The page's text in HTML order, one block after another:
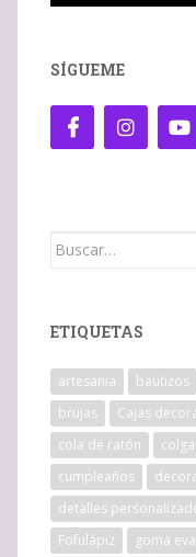
SÍGUEME
Buscar:
ETIQUETAS
artesania bautizos
brujas
Cajas
cola de ratón
cumpleaños
detalles
Fofulápiz
goma eva